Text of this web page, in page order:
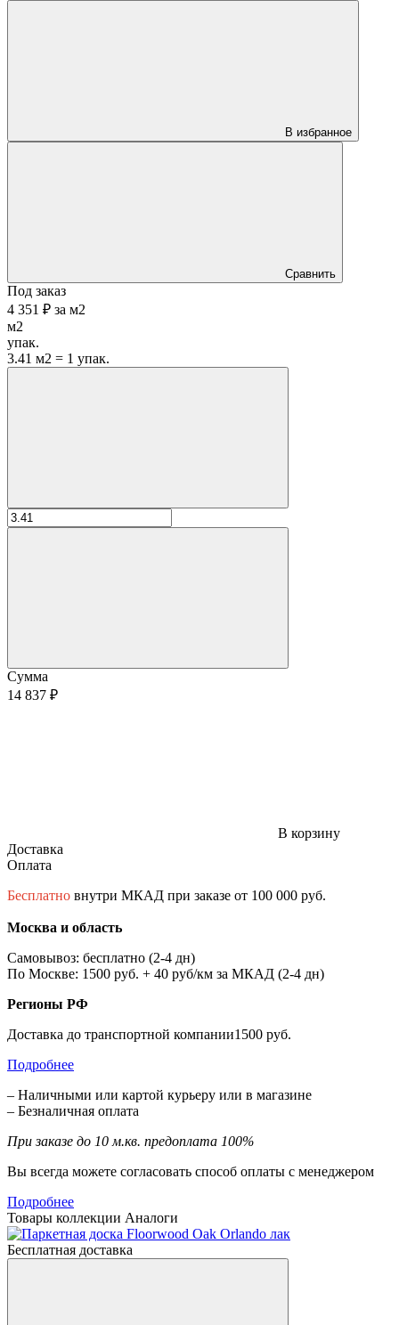
В избранное
Сравнить
Под заказ
4 351 ₽ за м2
м2
упак.
3.41 м2 = 1 упак.
Сумма
14 837 ₽
В корзину
Доставка
Оплата
Бесплатно внутри МКАД при заказе от 100 000 руб.
Москва и область
Самовывоз: бесплатно (2-4 дн)
По Москве: 1500 руб. + 40 руб/км за МКАД (2-4 дн)
Регионы РФ
Доставка до транспортной компании1500 руб.
Подробнее
– Наличными или картой курьеру или в магазине
– Безналичная оплата
При заказе до 10 м.кв. предоплата 100%
Вы всегда можете согласовать способ оплаты с менеджером
Подробнее
Товары коллекции Аналоги
Бесплатная доставка